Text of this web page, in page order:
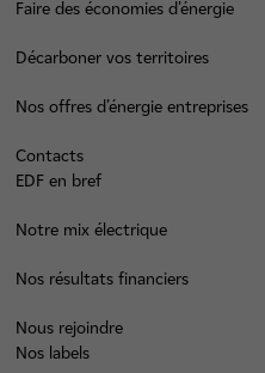
Faire des économies d’énergie
Décarboner vos territoires
Nos offres d’énergie entreprises
Contacts
EDF en bref
Notre mix électrique
Nos résultats financiers
Nous rejoindre
Nos labels